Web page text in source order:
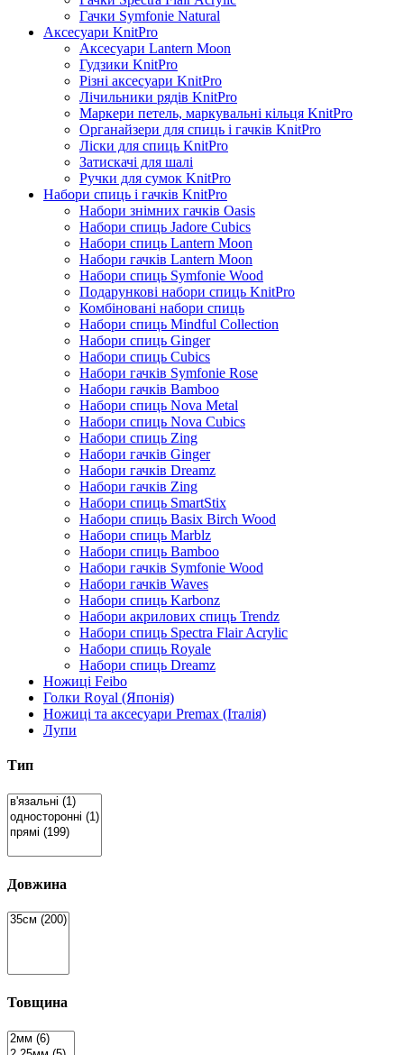
Гачки Symfonie Natural
Аксесуари KnitPro
Аксесуари Lantern Moon
Гудзики KnitPro
Різні аксесуари KnitPro
Лічильники рядів KnitPro
Маркери петель, маркувальні кільця KnitPro
Органайзери для спиць і гачків KnitPro
Ліски для спиць KnitPro
Затискачі для шалі
Ручки для сумок KnitPro
Набори спиць і гачків KnitPro
Набори знімних гачків Oasis
Набори спиць Jadore Cubics
Набори спиць Lantern Moon
Набори гачків Lantern Moon
Набори спиць Symfonie Wood
Подарункові набори спиць KnitPro
Комбіновані набори спиць
Набори спиць Mindful Collection
Набори спиць Ginger
Набори спиць Cubics
Набори гачків Symfonie Rose
Набори гачків Bamboo
Набори спиць Nova Metal
Набори спиць Nova Cubics
Набори спиць Zing
Набори гачків Ginger
Набори гачків Dreamz
Набори гачків Zing
Набори спиць SmartStix
Набори спиць Basix Birch Wood
Набори спиць Marblz
Набори спиць Bamboo
Набори гачків Symfonie Wood
Набори гачків Waves
Набори спиць Karbonz
Набори акрилових спиць Trendz
Набори спиць Spectra Flair Acrylic
Набори спиць Royale
Набори спиць Dreamz
Ножиці Feibo
Голки Royal (Японія)
Ножиці та аксесуари Premax (Італія)
Лупи
Тип
Довжина
Товщина